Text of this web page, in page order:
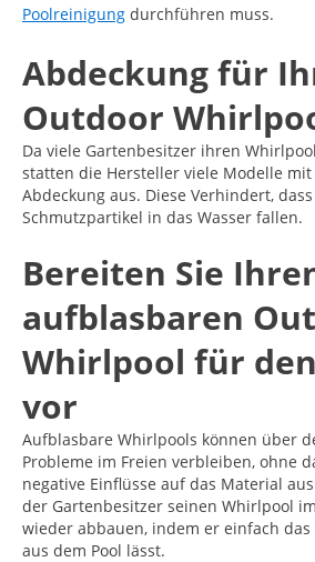
Poolreinigung durchführen muss.
Abdeckung für
Outdoor
Da viele Gartenbesitzer ihren Whirlpool
statten die Hersteller viele Modelle
Abdeckung aus. Diese Verhindert,
Schmutzpartikel in das Wasser fallen.
Bereiten Sie
aufblasbaren
Whirlpool für
vor
Aufblasbare Whirlpools können über
Probleme im Freien verbleiben, ohne
negative Einflüsse auf das Material
der Gartenbesitzer seinen Whirlpool
wieder abbauen, indem er einfach
aus dem Pool lässt.